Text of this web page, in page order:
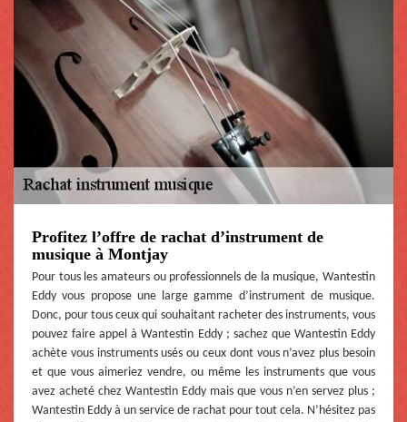
Profitez l’offre de rachat d’instrument de
musique à Montjay
Pour tous les amateurs ou professionnels de la musique, Wantestin
Eddy vous propose une large gamme d’instrument de musique.
Donc, pour tous ceux qui souhaitant racheter des instruments, vous
pouvez faire appel à Wantestin Eddy ; sachez que Wantestin Eddy
achète vous instruments usés ou ceux dont vous n’avez plus besoin
et que vous aimeriez vendre, ou même les instruments que vous
avez acheté chez Wantestin Eddy mais que vous n’en servez plus ;
Wantestin Eddy à un service de rachat pour tout cela. N’hésitez pas